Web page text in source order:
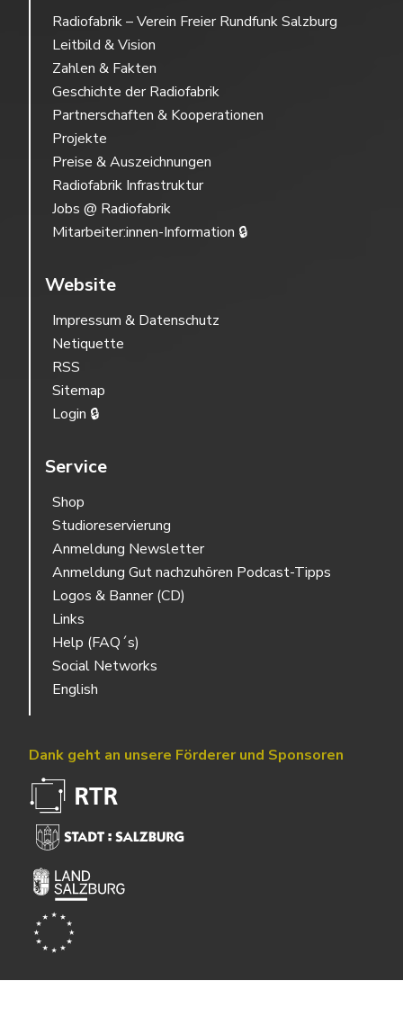
Radiofabrik – Verein Freier Rundfunk Salzburg
Leitbild & Vision
Zahlen & Fakten
Geschichte der Radiofabrik
Partnerschaften & Kooperationen
Projekte
Preise & Auszeichnungen
Radiofabrik Infrastruktur
Jobs @ Radiofabrik
Mitarbeiter:innen-Information 🔒
Website
Impressum & Datenschutz
Netiquette
RSS
Sitemap
Login 🔒
Service
Shop
Studioreservierung
Anmeldung Newsletter
Anmeldung Gut nachzuhören Podcast-Tipps
Logos & Banner (CD)
Links
Help (FAQ´s)
Social Networks
English
Dank geht an unsere Förderer und Sponsoren